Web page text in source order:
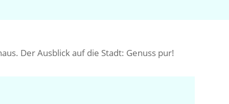
Der Ausblick auf die Stadt: Genuss pur!